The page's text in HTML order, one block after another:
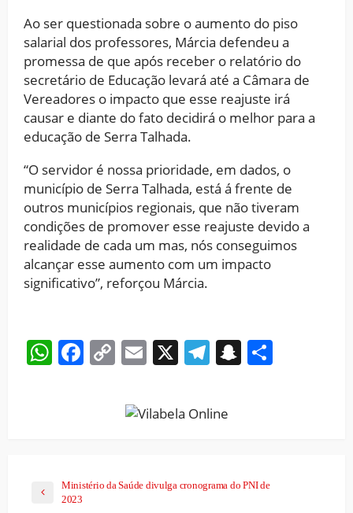
Ao ser questionada sobre o aumento do piso
salarial dos professores, Márcia defendeu a
promessa de que após receber o relatório do
secretário de Educação levará até a Câmara de
Vereadores o impacto que esse reajuste irá
causar e diante do fato decidirá o melhor para a
educação de Serra Talhada.
“O servidor é nossa prioridade, em dados, o
município de Serra Talhada, está á frente de
outros municípios regionais, que não tiveram
condições de promover esse reajuste devido a
realidade de cada um mas, nós conseguimos
alcançar esse aumento com um impacto
significativo”, reforçou Márcia.
WhatsApp
Facebook
CopyEmail
X Telegram
Snapchat
Ministério da Saúde divulga cronograma do PNI de
2023